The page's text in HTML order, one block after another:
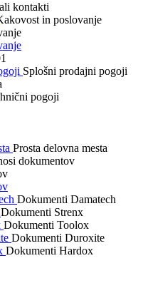
kontakti
in poslovanje
Splošni prodajni pogoji
pogoji
Prosta delovna mesta
dokumentov
Dokumenti Damatech
Dokumenti Strenx
Dokumenti Toolox
Dokumenti Duroxite
Dokumenti Hardox